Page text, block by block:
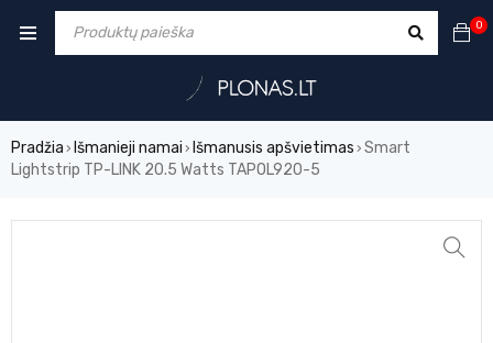
0
Pradžia › Išmanieji namai › Išmanusis apšvietimas › Smart
Lightstrip TP-LINK 20.5 Watts TAPOL920-5